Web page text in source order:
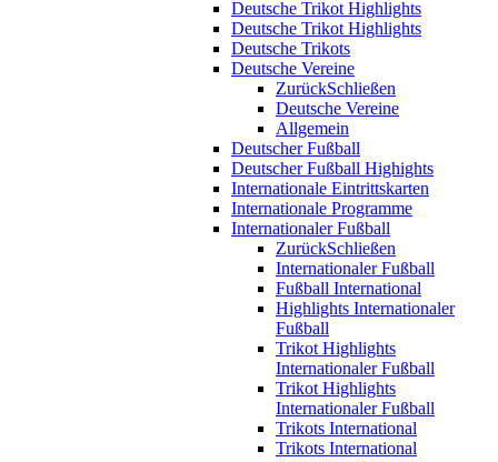
Deutsche Trikot Highlights
Deutsche Trikot Highlights
Deutsche Trikots
Deutsche Vereine
ZurückSchließen
Deutsche Vereine
Allgemein
Deutscher Fußball
Deutscher Fußball Highights
Internationale Eintrittskarten
Internationale Programme
Internationaler Fußball
ZurückSchließen
Internationaler Fußball
Fußball International
Highlights Internationaler
Fußball
Trikot Highlights
Internationaler Fußball
Trikot Highlights
Internationaler Fußball
Trikots International
Trikots International